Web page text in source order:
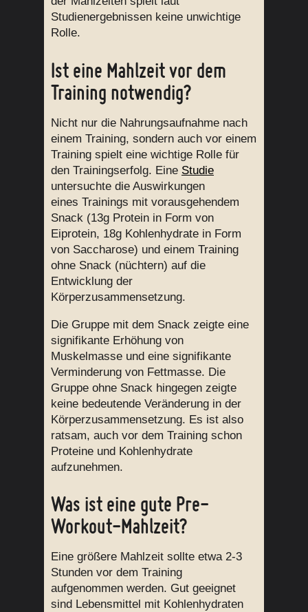
Studienergebnissen keine unwichtige
Rolle.
Ist eine Mahlzeit vor dem
Training notwendig?
Nicht nur die Nahrungsaufnahme nach
einem Training, sondern auch vor einem
Training spielt eine wichtige Rolle für
den Trainingserfolg. Eine Studie
untersuchte die Auswirkungen
eines Trainings mit vorausgehendem
Snack (13g Protein in Form von
Eiprotein, 18g Kohlenhydrate in Form
von Saccharose) und einem Training
ohne Snack (nüchtern) auf die
Entwicklung der
Körperzusammensetzung.
Die Gruppe mit dem Snack zeigte eine
signifikante Erhöhung von
Muskelmasse und eine signifikante
Verminderung von Fettmasse. Die
Gruppe ohne Snack hingegen zeigte
keine bedeutende Veränderung in der
Körperzusammensetzung. Es ist also
ratsam, auch vor dem Training schon
Proteine und Kohlenhydrate
aufzunehmen.
Was ist eine gute Pre-
Workout-Mahlzeit?
Eine größere Mahlzeit sollte etwa 2-3
Stunden vor dem Training
aufgenommen werden. Gut geeignet
sind Lebensmittel mit Kohlenhydraten